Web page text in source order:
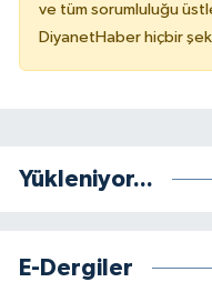
ve tüm sorumluluğu
DiyanetHaber hiçbir
Yükleniyor...
E-Dergiler